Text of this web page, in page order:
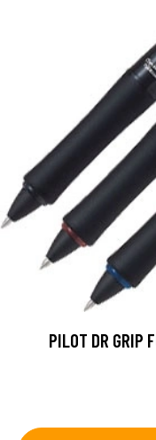
PILOT DR GRIP